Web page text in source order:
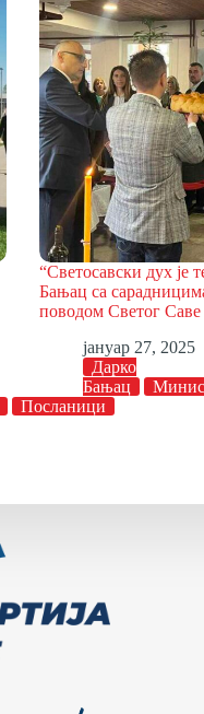
Посланици
“Светосавски дух је
Бањац са
поводом Светог Саве
јануар 27, 2025
Дарко
Бањац